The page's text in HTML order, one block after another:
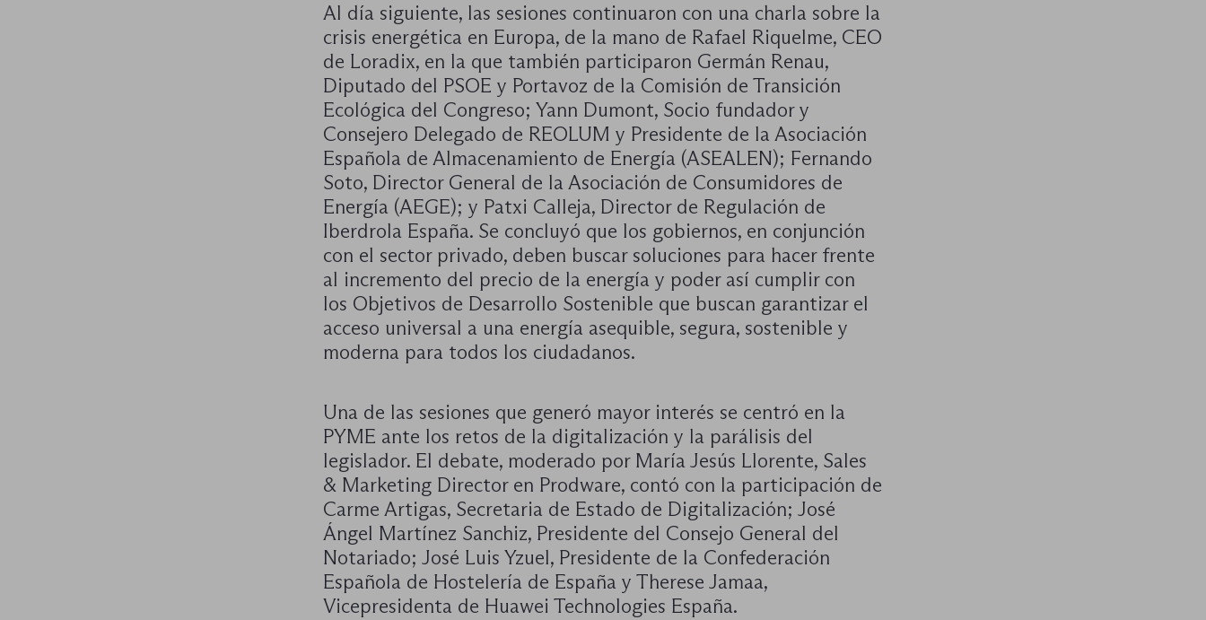
Al día siguiente, las sesiones continuaron con una charla sobre la
crisis energética en Europa, de la mano de Rafael Riquelme, CEO
de Loradix, en la que también participaron Germán Renau,
Diputado del PSOE y Portavoz de la Comisión de Transición
Ecológica del Congreso; Yann Dumont, Socio fundador y
Consejero Delegado de REOLUM y Presidente de la Asociación
Española de Almacenamiento de Energía (ASEALEN); Fernando
Soto, Director General de la Asociación de Consumidores de
Energía (AEGE); y Patxi Calleja, Director de Regulación de
Iberdrola España. Se concluyó que los gobiernos, en conjunción
con el sector privado, deben buscar soluciones para hacer frente
al incremento del precio de la energía y poder así cumplir con
los Objetivos de Desarrollo Sostenible que buscan garantizar el
acceso universal a una energía asequible, segura, sostenible y
moderna para todos los ciudadanos.
Una de las sesiones que generó mayor interés se centró en la
PYME ante los retos de la digitalización y la parálisis del
legislador. El debate, moderado por María Jesús Llorente, Sales
& Marketing Director en Prodware, contó con la participación de
Carme Artigas, Secretaria de Estado de Digitalización; José
Ángel Martínez Sanchiz, Presidente del Consejo General del
Notariado; José Luis Yzuel, Presidente de la Confederación
Española de Hostelería de España y Therese Jamaa,
Vicepresidenta de Huawei Technologies España.